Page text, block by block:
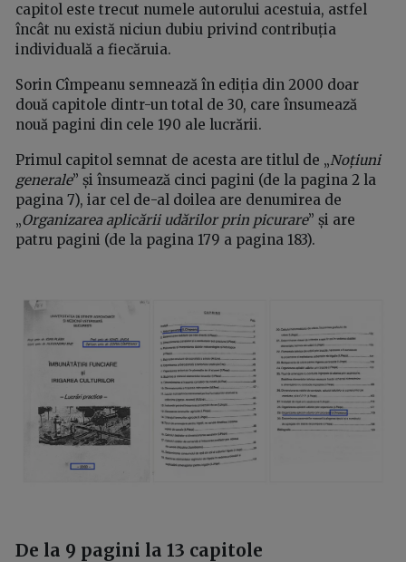
capitol este trecut numele autorului acestuia, astfel
încât nu există niciun dubiu privind contribuția
individuală a fiecăruia.
Sorin Cîmpeanu semnează în ediția din 2000 doar
două capitole dintr-un total de 30, care însumează
nouă pagini din cele 190 ale lucrării.
Primul capitol semnat de acesta are titlul de „Noțiuni
generale” și însumează cinci pagini (de la pagina 2 la
pagina 7), iar cel de-al doilea are denumirea de
„Organizarea aplicării udărilor prin picurare” și are
patru pagini (de la pagina 179 a pagina 183).
De la 9 pagini la 13 capitole